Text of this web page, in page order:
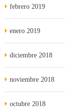
febrero 2019
enero 2019
diciembre 2018
noviembre 2018
octubre 2018